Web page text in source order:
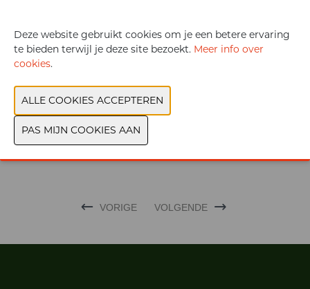
WEBSITE CATALOGUS
PRODUCTGROEP
FOTO'S
MERK
VORIGE VOLGENDE
Deze website gebruikt cookies om je een betere ervaring
te bieden terwijl je deze site bezoekt. Meer info over
cookies.